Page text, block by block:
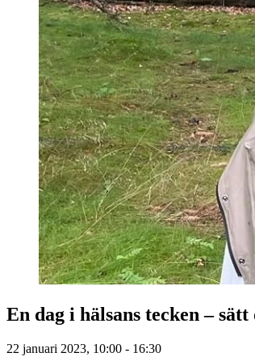
En dag i hälsans tecken –
22 januari 2023, 10:00 - 16:30